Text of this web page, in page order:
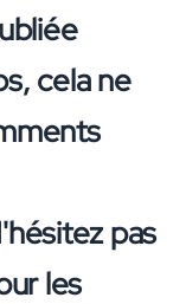
cela ne
pas
les